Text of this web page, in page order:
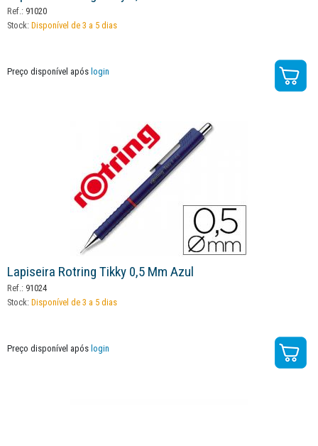
Ref.: 91020
Stock: Disponível de 3 a 5 dias
Preço disponível após login
Lapiseira Rotring Tikky 0,5 Mm Azul
Ref.: 91024
Stock: Disponível de 3 a 5 dias
Preço disponível após login